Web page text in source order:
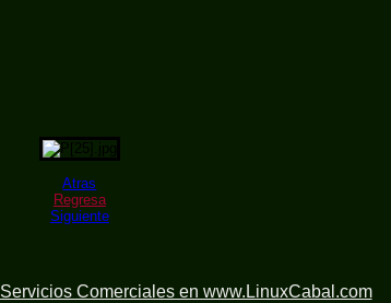
Atras
Regresa
Siguiente
Servicios Comerciales en www.LinuxCabal.com